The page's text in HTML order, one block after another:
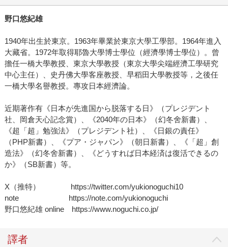
野口悠紀雄
1940年出生於東京。1963年畢業於東京大學工學部。1964年進入
大藏省。1972年取得耶魯大學博士學位（經濟學博士學位）。曾
擔任一橋大學教授、東京大學教授（東京大學尖端經濟工學研究
中心主任）、史丹佛大學客座教授、早稻田大學教授等，之後任
一橋大學名譽教授。專攻日本經濟論。
近期著作有《日本が先進国から脱落する日》（プレジデント
社、岡倉天心記念賞）、《2040年の日本》（幻冬舍新書）、
《超「超」勉強法》（プレジデント社）、《日銀の責任》
（PHP新書）、《プア・ジャパン》（朝日新書）、《「超」創
造法》（幻冬舍新書）、《どうすれば日本経済は復活できるの
か》（SB新書）等。
X（推特） https://twitter.com/yukionoguchi10
note https://note.com/yukionoguchi
野口悠紀雄 online https://www.noguchi.co.jp/
譯者